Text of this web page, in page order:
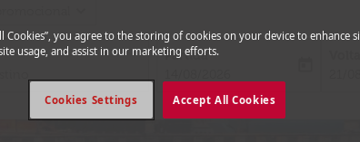
Partida
fc-
Cookies”, you agree to the storing of cookies on your device to enhance
usage, and assist in our marketing efforts.
Accept All Cookies
Cookies Settings